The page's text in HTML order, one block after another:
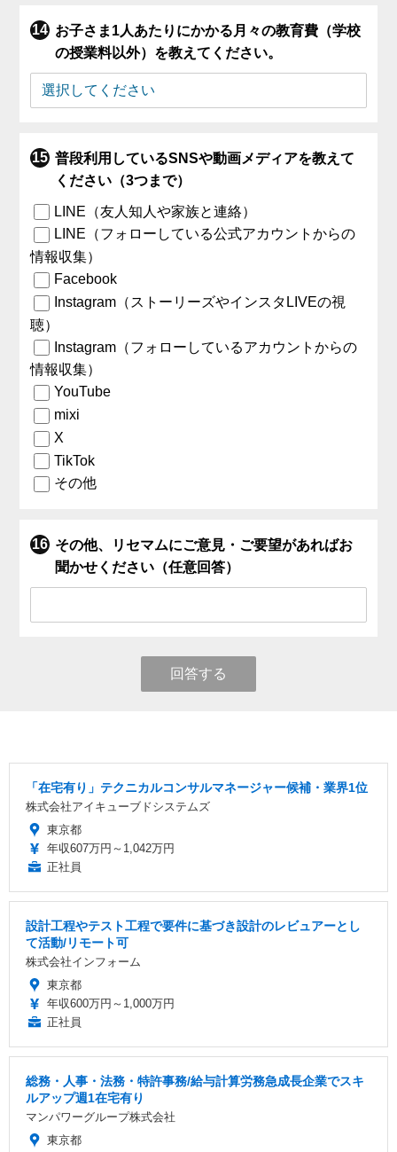
お子さま1人あたりにかかる月々の教育費（学校
の授業料以外）を教えてください。
普段利用しているSNSや動画メディアを教えて
ください（3つまで）
LINE（友人知人や家族と連絡）
LINE（フォローしている公式アカウントからの
情報収集）
Facebook
Instagram（ストーリーズやインスタLIVEの視
聴）
Instagram（フォローしているアカウントからの
情報収集）
YouTube
mixi
X
TikTok
その他
その他、リセマムにご意見・ご要望があればお
聞かせください（任意回答）
回答する
「在宅有り」テクニカルコンサルマネージャー候補・業界1位
株式会社アイキューブドシステムズ
東京都
年収607万円～1,042万円
正社員
設計工程やテスト工程で要件に基づき設計のレビュアーとし
て活動/リモート可
株式会社インフォーム
東京都
年収600万円～1,000万円
正社員
総務・人事・法務・特許事務/給与計算労務急成長企業でスキ
ルアップ週1在宅有り
マンパワーグループ株式会社
東京都